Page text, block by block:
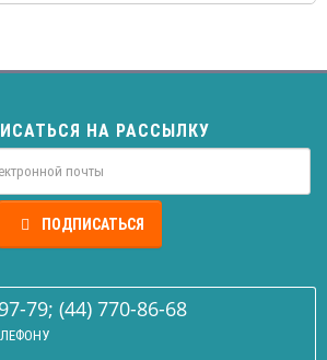
НА РАССЫЛКУ
ПОДПИСАТЬСЯ
79; (44) 770-86-68